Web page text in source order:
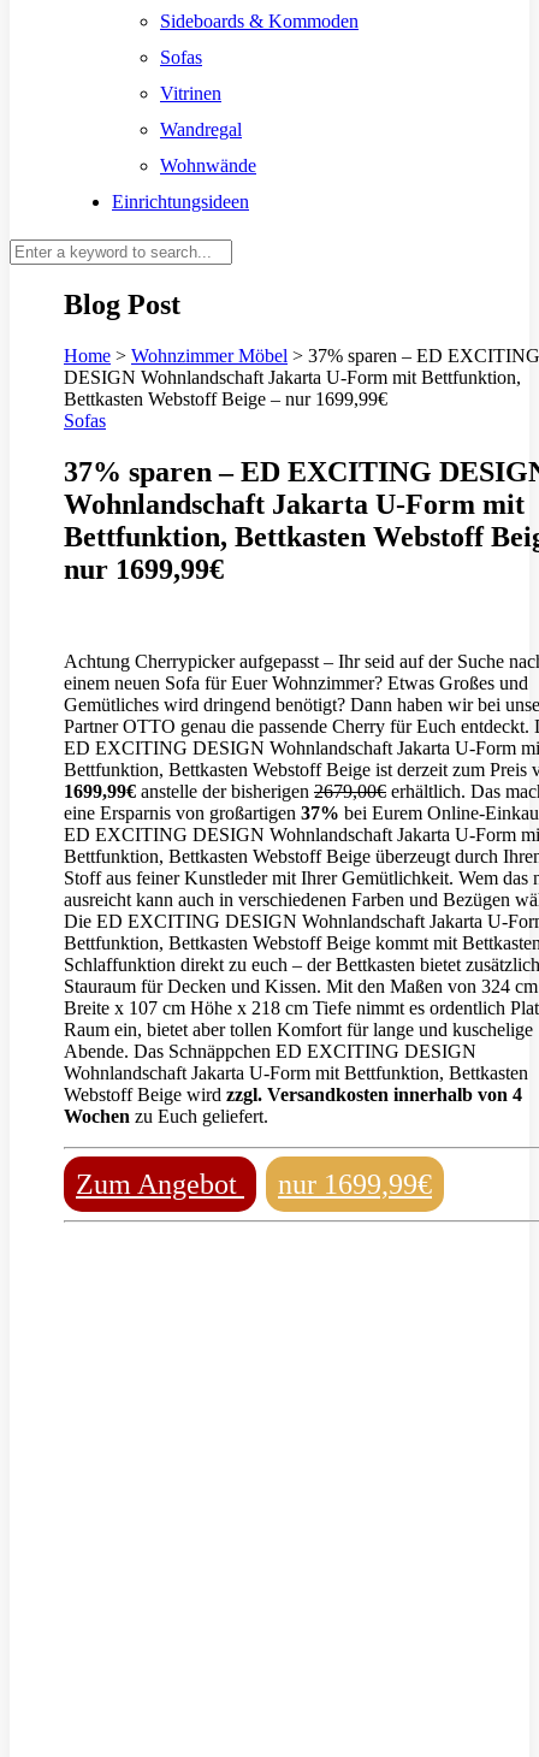
Sideboards & Kommoden
Sofas
Vitrinen
Wandregal
Wohnwände
Einrichtungsideen
Blog Post
Home > Wohnzimmer Möbel > 37% sparen – ED EXCITING
DESIGN Wohnlandschaft Jakarta U-Form mit Bettfunktion,
Bettkasten Webstoff Beige – nur 1699,99€
Sofas
37% sparen – ED EXCITING
Wohnlandschaft Jakarta U-Form mit
Bettfunktion, Bettkasten Webstoff
nur 1699,99€
Achtung Cherrypicker aufgepasst – Ihr seid auf der Suche
einem neuen Sofa für Euer Wohnzimmer? Etwas Großes und
Gemütliches wird dringend benötigt? Dann haben wir bei
Partner OTTO genau die passende Cherry für Euch entdeckt.
ED EXCITING DESIGN Wohnlandschaft Jakarta U-Form
Bettfunktion, Bettkasten Webstoff Beige ist derzeit zum Preis
1699,99€ anstelle der bisherigen 2679,00€ erhältlich. Das
eine Ersparnis von großartigen 37% bei Eurem Online-
ED EXCITING DESIGN Wohnlandschaft Jakarta U-Form
Bettfunktion, Bettkasten Webstoff Beige überzeugt durch
Stoff aus feiner Kunstleder mit Ihrer Gemütlichkeit. Wem das
ausreicht kann auch in verschiedenen Farben und Bezügen
Die ED EXCITING DESIGN Wohnlandschaft Jakarta U-
Bettfunktion, Bettkasten Webstoff Beige kommt mit
Schlaffunktion direkt zu euch – der Bettkasten bietet
Stauraum für Decken und Kissen. Mit den Maßen von 324 cm
Breite x 107 cm Höhe x 218 cm Tiefe nimmt es ordentlich
Raum ein, bietet aber tollen Komfort für lange und kuschelige
Abende. Das Schnäppchen ED EXCITING DESIGN
Wohnlandschaft Jakarta U-Form mit Bettfunktion, Bettkasten
Webstoff Beige wird zzgl. Versandkosten innerhalb von 4
Wochen zu Euch geliefert.
Zum Angebot nur 1699,99€